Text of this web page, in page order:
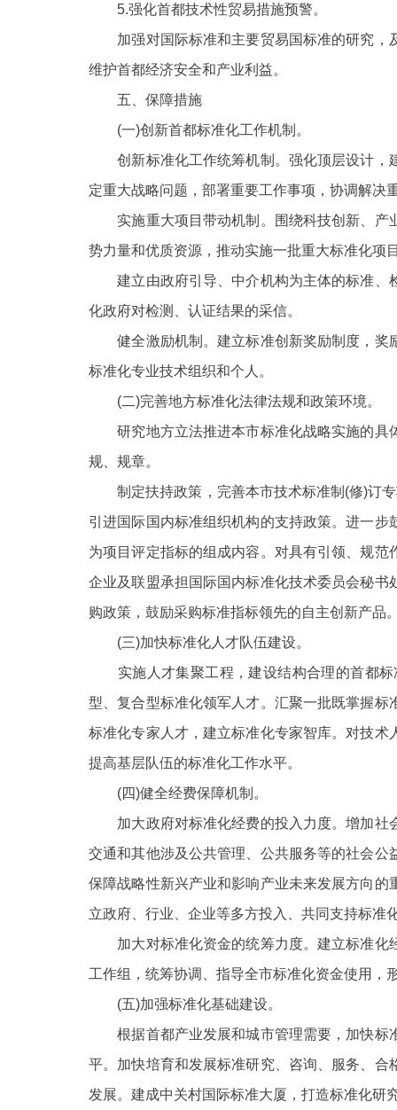
5.强化首都技术性贸易措施预警。
加强对国际标准和主要贸易国标准的研究，
维护首都经济安全和产业利益。
五、保障措施
(一)创新首都标准化工作机制。
创新标准化工作统筹机制。强化顶层设计，
定重大战略问题，部署重要工作事项，协调解决
实施重大项目带动机制。围绕科技创新、产
势力量和优质资源，推动实施一批重大标准化项
建立由政府引导、中介机构为主体的标准
化政府对检测、认证结果的采信。
健全激励机制。建立标准创新奖励制度，奖
标准化专业技术组织和个人。
(二)完善地方标准化法律法规和政策环境。
研究地方立法推进本市标准化战略实施的具
规、规章。
制定扶持政策，完善本市技术标准制 (修)订
引进国际国内标准组织机构的支持政策。进一
为项目评定指标的组成内容。对具有引领、规
企业及联盟承担国际国内标准化技术委员会秘
购政策，鼓励采购标准指标领先的自主创新产品
(三)加快标准化人才队伍建设。
实施人才集聚工程，建设结构合理的首都
型、复合型标准化领军人才。汇聚一批既掌握
标准化专家人才，建立标准化专家智库。对技
提高基层队伍的标准化工作水平。
(四)健全经费保障机制。
加大政府对标准化经费的投入力度。增加社
交通和其他涉及公共管理、公共服务等的社会
保障战略性新兴产业和影响产业未来发展方向
立政府、行业、企业等多方投入、共同支持标准
加大对标准化资金的统筹力度。建立标准化
工作组，统筹协调、指导全市标准化资金使用，
(五)加强标准化基础建设。
根据首都产业发展和城市管理需要，加快
平。加快培育和发展标准研究、咨询、服务、
发展。建成中关村国际标准大厦，打造标准化研